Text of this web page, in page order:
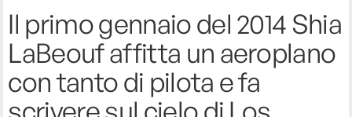
Il primo gennaio del 2014 Shia
LaBeouf affitta un aeroplano
con tanto di pilota e fa